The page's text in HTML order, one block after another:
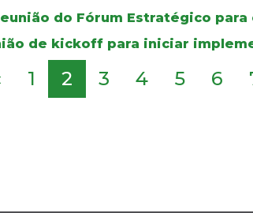
do Fórum Estratégico
de kickoff para iniciar
1 2 3 4 5 6